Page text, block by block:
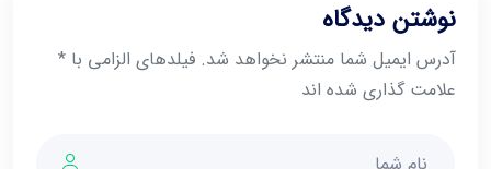
نوشتن دیدگاه
آدرس ایمیل شما منتشر نخواهد شد. فیلدهای الزامی با *
علامت گذاری شده اند